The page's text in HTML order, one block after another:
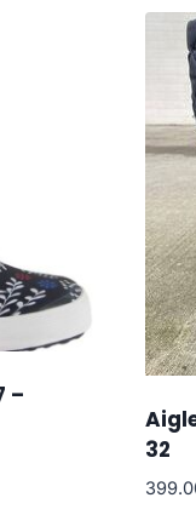
–
32